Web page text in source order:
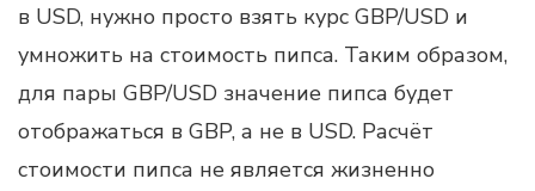
в USD, нужно просто взять курс GBP/USD и
умножить на стоимость пипса. Таким образом,
для пары GBP/USD значение пипса будет
отображаться в GBP, а не в USD. Расчёт
стоимости пипса не является жизненно